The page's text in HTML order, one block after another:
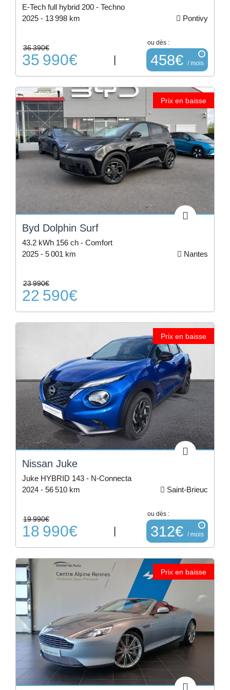
E-Tech full hybrid 200 - Techno
2025 - 13 998 km Pontivy
36 390€
35 990€
ou dès :
458€ / mois
i
Prix en baisse
Byd Dolphin Surf
43.2 kWh 156 ch - Comfort
2025 - 5 001 km Nantes
23 990€
22 590€
Prix en baisse
Nissan Juke
Juke HYBRID 143 - N-Connecta
2024 - 56 510 km Saint-Brieuc
19 990€
18 990€
ou dès :
312€ / mois
i
Prix en baisse